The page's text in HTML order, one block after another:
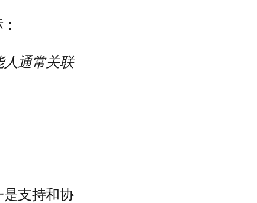
人通常关联
是支持和协